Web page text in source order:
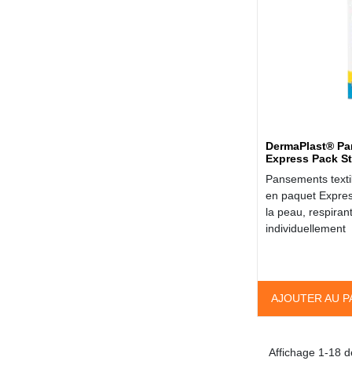
DermaPlast®
Express Pack
Pansements
en paquet
la peau,
individuellement
AJOUTER AU
Affichage 1-18